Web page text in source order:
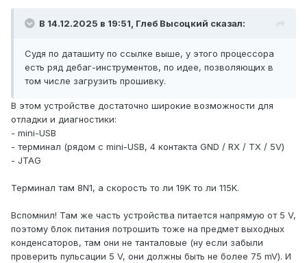
В 14.12.2025 в 19:51, Глеб Высоцкий сказал:
Судя по даташиту по ссылке выше, у этого процессора
есть ряд дебаг-инструментов, по идее, позволяющих в
том числе загрузить прошивку.
В этом устройстве достаточно широкие возможности для
отладки и диагностики:
- mini-USB
- терминал (рядом с mini-USB, 4 контакта GND / RX / TX / 5V)
- JTAG
Терминал там 8N1, а скорость то ли 19K то ли 115K.
Вспомнил! Там же часть устройства питается напрямую от 5 V,
поэтому блок питания потрошить тоже на предмет выходных
конденсаторов, там они не танталовые (ну если забыли
проверить пульсации 5 V, они должны быть не более 75 mV). И